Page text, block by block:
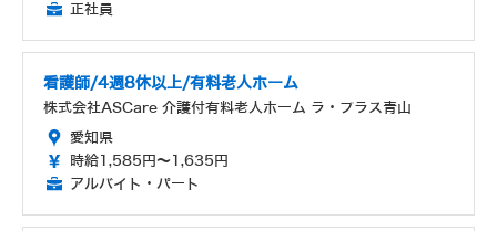
正社員
看護師/4週8休以上/有料老人ホーム
株式会社ASCare 介護付有料老人ホーム ラ・プラス青山
愛知県
時給1,585円～1,635円
アルバイト・パート